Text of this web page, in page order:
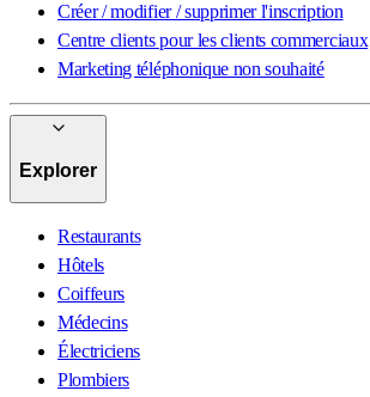
Créer / modifier / supprimer l'inscription
Centre clients pour les clients commerciaux
Marketing téléphonique non souhaité
Explorer
Restaurants
Hôtels
Coiffeurs
Médecins
Électriciens
Plombiers